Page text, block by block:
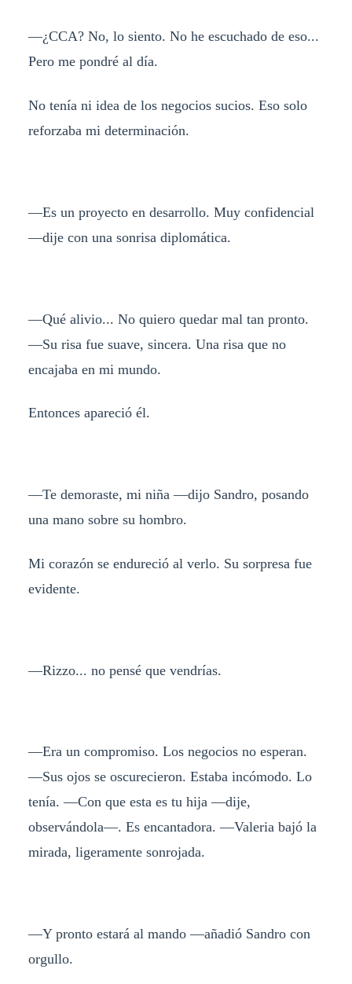
—¿CCA? No, lo siento. No he escuchado de eso...
Pero me pondré al día.
No tenía ni idea de los negocios sucios. Eso solo
reforzaba mi determinación.
—Es un proyecto en desarrollo. Muy confidencial
—dije con una sonrisa diplomática.
—Qué alivio... No quiero quedar mal tan pronto.
—Su risa fue suave, sincera. Una risa que no
encajaba en mi mundo.
Entonces apareció él.
—Te demoraste, mi niña —dijo Sandro, posando
una mano sobre su hombro.
Mi corazón se endureció al verlo. Su sorpresa fue
evidente.
—Rizzo... no pensé que vendrías.
—Era un compromiso. Los negocios no esperan.
—Sus ojos se oscurecieron. Estaba incómodo. Lo
tenía. —Con que esta es tu hija —dije,
observándola—. Es encantadora. —Valeria bajó la
mirada, ligeramente sonrojada.
—Y pronto estará al mando —añadió Sandro con
orgullo.